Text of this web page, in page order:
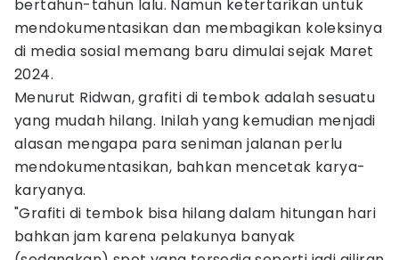
bertahun-tahun lalu. Namun ketertarikan untuk
mendokumentasikan dan membagikan koleksinya
di media sosial memang baru dimulai sejak Maret
2024.
Menurut Ridwan, grafiti di tembok adalah sesuatu
yang mudah hilang. Inilah yang kemudian menjadi
alasan mengapa para seniman jalanan perlu
mendokumentasikan, bahkan mencetak karya-
karyanya.
"Grafiti di tembok bisa hilang dalam hitungan hari
bahkan jam karena pelakunya banyak